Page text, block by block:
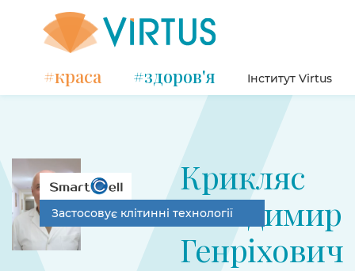
#краса #здоров'я Інститут Virtus
Застосовує клітинні технології
Крикляс
Володимир
Генріхович